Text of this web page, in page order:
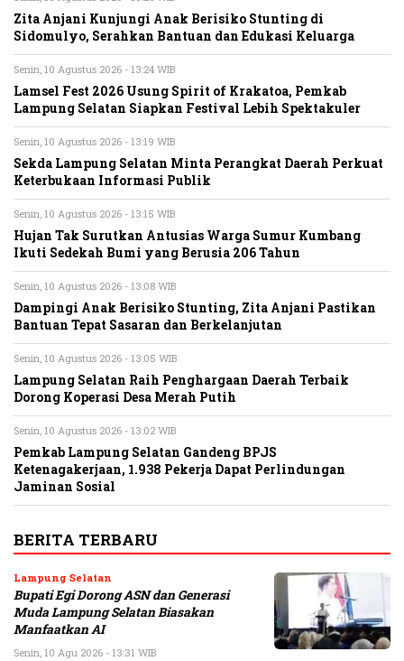
Zita Anjani Kunjungi Anak Berisiko Stunting di
Sidomulyo, Serahkan Bantuan dan Edukasi Keluarga
Senin, 10 Agustus 2026 - 13:24 WIB
Lamsel Fest 2026 Usung Spirit of Krakatoa, Pemkab
Lampung Selatan Siapkan Festival Lebih Spektakuler
Senin, 10 Agustus 2026 - 13:19 WIB
Sekda Lampung Selatan Minta Perangkat Daerah Perkuat
Keterbukaan Informasi Publik
Senin, 10 Agustus 2026 - 13:15 WIB
Hujan Tak Surutkan Antusias Warga Sumur Kumbang
Ikuti Sedekah Bumi yang Berusia 206 Tahun
Senin, 10 Agustus 2026 - 13:08 WIB
Dampingi Anak Berisiko Stunting, Zita Anjani Pastikan
Bantuan Tepat Sasaran dan Berkelanjutan
Senin, 10 Agustus 2026 - 13:05 WIB
Lampung Selatan Raih Penghargaan Daerah Terbaik
Dorong Koperasi Desa Merah Putih
Senin, 10 Agustus 2026 - 13:02 WIB
Pemkab Lampung Selatan Gandeng BPJS
Ketenagakerjaan, 1.938 Pekerja Dapat Perlindungan
Jaminan Sosial
BERITA TERBARU
Lampung Selatan
Bupati Egi Dorong ASN dan Generasi
Muda Lampung Selatan Biasakan
Manfaatkan AI
Senin, 10 Agu 2026 - 13:31 WIB